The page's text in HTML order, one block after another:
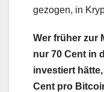
gezogen, in
Wer früher zur
nur 70 Cent in
investiert hätte,
Cent pro